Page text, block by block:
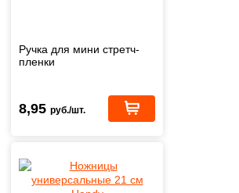
Ручка для мини стретч-
пленки
8,95 руб./шт.